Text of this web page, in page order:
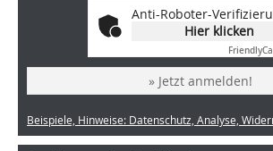
Anti-Roboter-
Hier klicken
Friendly
» Jetzt anmelden!
Beispiele, Hinweise: Datenschutz, Analyse,